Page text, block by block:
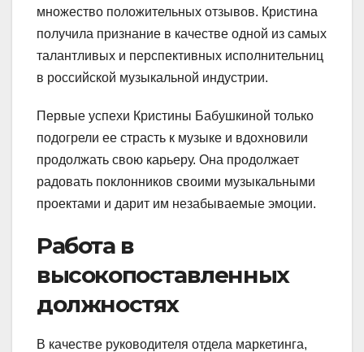
множество положительных отзывов. Кристина
получила признание в качестве одной из самых
талантливых и перспективных исполнительниц
в российской музыкальной индустрии.
Первые успехи Кристины Бабушкиной только
подогрели ее страсть к музыке и вдохновили
продолжать свою карьеру. Она продолжает
радовать поклонников своими музыкальными
проектами и дарит им незабываемые эмоции.
Работа в
высокопоставленных
должностях
В качестве руководителя отдела маркетинга,